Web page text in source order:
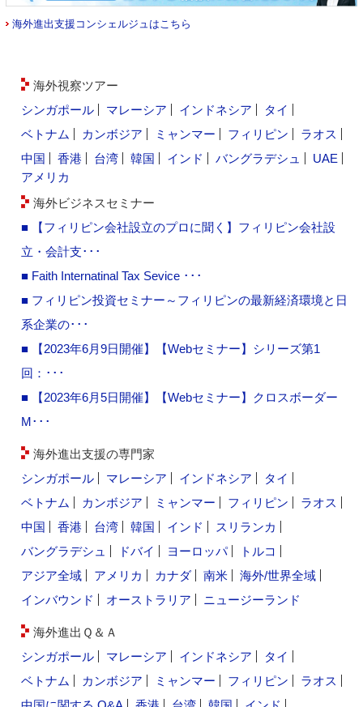
海外進出支援コンシェルジュはこちら
海外視察ツアー
シンガポール
マレーシア インドネシア
タイ
ベトナム
カンボジア ミャンマー フィリピン
ラオス
中国
香港 台湾 韓国 インド バングラデシュ
UAE
アメリカ
海外ビジネスセミナー
■ 【フィリピン会社設立のプロに聞く】フィリピン会社設
立・会計支･･･
■ Faith Internatinal Tax Sevice ･･･
■ フィリピン投資セミナー～フィリピンの最新経済環境と日
系企業の･･･
■ 【2023年6月9日開催】【Webセミナー】シリーズ第1
回：･･･
■ 【2023年6月5日開催】【Webセミナー】クロスボーダー
M･･･
海外進出支援の専門家
シンガポール
マレーシア インドネシア
タイ
ベトナム
カンボジア ミャンマー フィリピン
ラオス
中国
香港 台湾 韓国 インド
スリランカ
バングラデシュ
ドバイ ヨーロッパ
トルコ
アジア全域
アメリカ カナダ 南米
海外/世界全域
インバウンド
オーストラリア ニュージーランド
海外進出Ｑ＆Ａ
シンガポール
マレーシア インドネシア
タイ
ベトナム
カンボジア ミャンマー フィリピン
ラオス